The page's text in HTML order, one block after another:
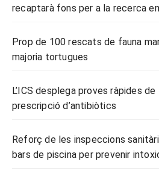
recaptarà fons per a la recerca
Prop de 100 rescats de fauna
majoria tortugues
L’ICS desplega proves ràpides
prescripció d’antibiòtics
Reforç de les inspeccions
bars de piscina per prevenir